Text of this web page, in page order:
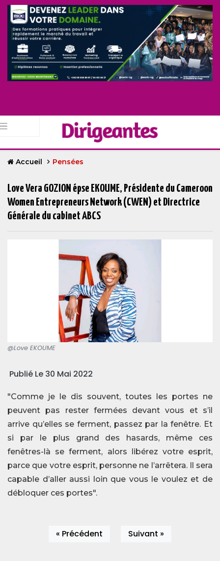
Accueil Pensées
Love Vera GOZION épse EKOUME, Présidente du Cameroon
Women Entrepreneurs Network (CWEN) et Directrice
Générale du cabinet ABCS
@Love EKOUME
Publié Le 30 Mai 2022
"Comme je le dis souvent, toutes les portes ne
peuvent pas rester fermées devant vous et s’il
arrive qu’elles se ferment, passez par la fenêtre. Et
si par le plus grand des hasards, même ces
fenêtres-là se ferment, alors libérez votre esprit,
parce que votre esprit, personne ne l’arrêtera. Il sera
capable d’aller aussi loin que vous le voulez et de
débloquer ces portes".
« Précédent Suivant »